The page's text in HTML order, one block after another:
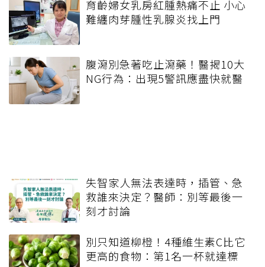
育齡婦女乳房紅腫熱痛不止 小心
難纏肉芽腫性乳腺炎找上門
腹瀉別急著吃止瀉藥！醫揭10大
NG行為：出現5警訊應盡快就醫
失智家人無法表達時，插管、急
救誰來決定？醫師：別等最後一
刻才討論
別只知道柳橙！4種維生素C比它
更高的食物：第1名一杯就達標